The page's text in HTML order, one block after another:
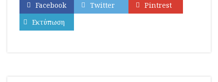
Facebook Twitter
Pintrest
Εκτύπωση